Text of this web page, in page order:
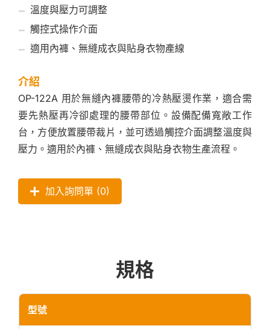
溫度與壓力可調整
觸控式操作介面
適用內褲、無縫成衣與貼身衣物產線
介紹
OP-122A 用於無縫內褲腰帶的冷熱壓燙作業，適合需
要先熱壓再冷卻處理的腰帶部位。設備配備寬敞工作
台，方便放置腰帶裁片，並可透過觸控介面調整溫度與
壓力。適用於內褲、無縫成衣與貼身衣物生產流程。
加入詢問單 (0)
規格
型號